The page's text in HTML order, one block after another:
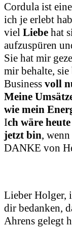
Cordula ist
ich je erlebt
viel Liebe hat
aufzuspüren
Sie hat mir
mir behalte,
Business voll
Meine
wie mein
Ich wäre
jetzt bin,
DANKE von
Lieber Holger,
dir bedanken,
Ahrens gelegt